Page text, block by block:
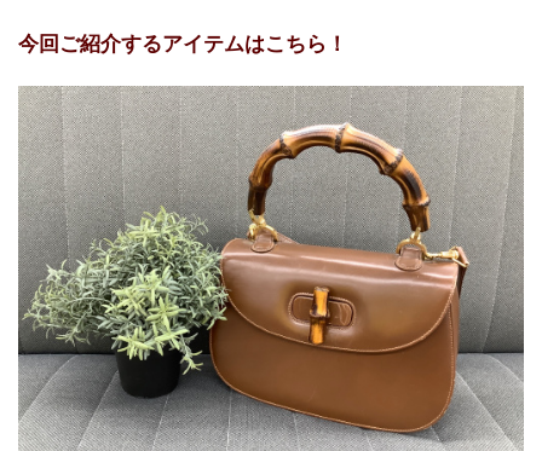
今回ご紹介するアイテムはこちら！